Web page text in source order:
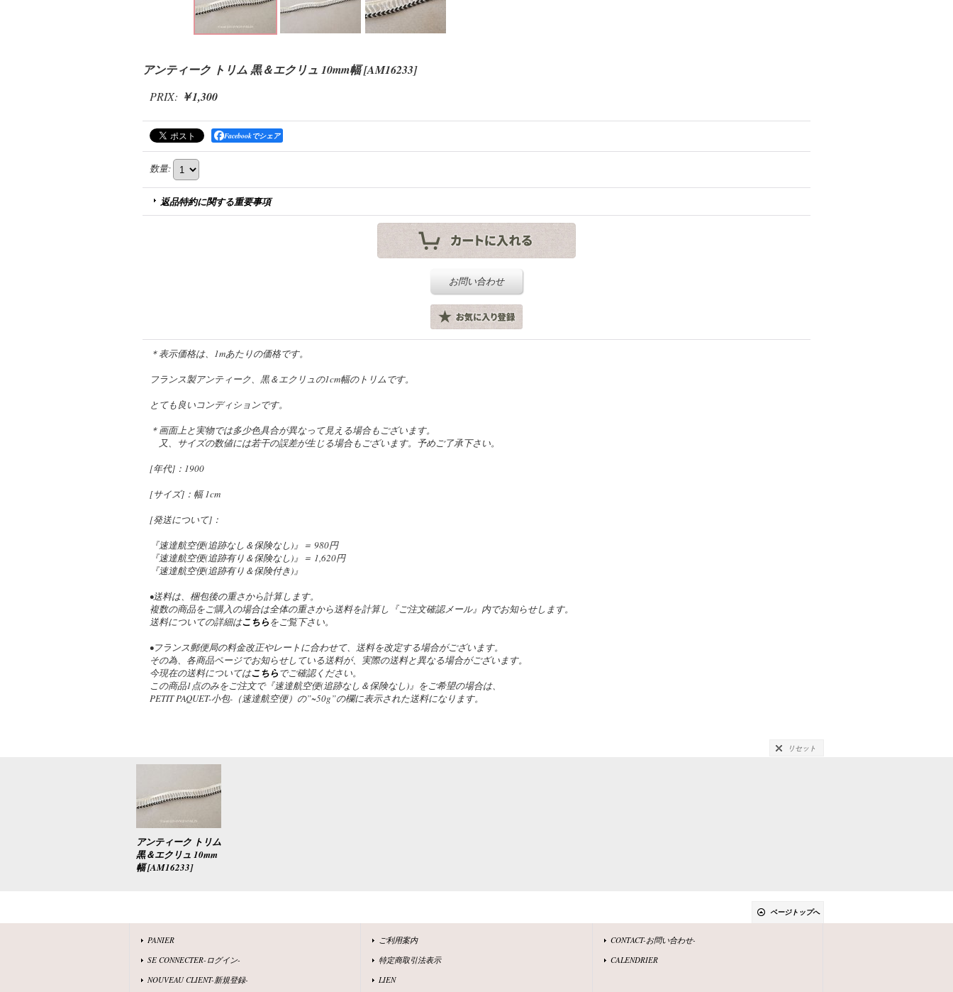
アンティーク トリム 黒＆エクリュ 10mm幅[AM16233]
PRIX: ￥1,300
Facebookでシェア
数量:
返品特約に関する重要事項
お問い合わせ
＊表示価格は、1mあたりの価格です。
フランス製アンティーク、黒＆エクリュの1cm幅のトリムです。
とても良いコンディションです。
＊画面上と実物では多少色具合が異なって見える場合もございます。
又、サイズの数値には若干の誤差が生じる場合もございます。予めご了承下さい。
[年代]：1900
[サイズ]：幅 1cm
[発送について]：
『速達航空便(追跡なし＆保険なし)』＝ 980円
『速達航空便(追跡有り＆保険なし)』＝ 1,620円
『速達航空便(追跡有り＆保険付き)』
•送料は、梱包後の重さから計算します。
複数の商品をご購入の場合は全体の重さから送料を計算し『ご注文確認メール』内でお知らせします。
送料についての詳細はこちらをご覧下さい。
•フランス郵便局の料金改正やレートに合わせて、送料を改定する場合がございます。
その為、各商品ページでお知らせしている送料が、実際の送料と異なる場合がございます。
今現在の送料についてはこちらでご確認ください。
この商品1点のみをご注文で『速達航空便(追跡なし＆保険なし)』をご希望の場合は、
PETIT PAQUET-小包-（速達航空便）の”~50g”の欄に表示された送料になります。
リセット
アンティーク トリム
黒＆エクリュ 10mm
幅[AM16233]
ページトップへ
PANIER
SE CONNECTER-ログイン-
NOUVEAU CLIENT-新規登録-
ご利用案内
特定商取引法表示
LIEN
CONTACT-お問い合わせ-
CALENDRIER